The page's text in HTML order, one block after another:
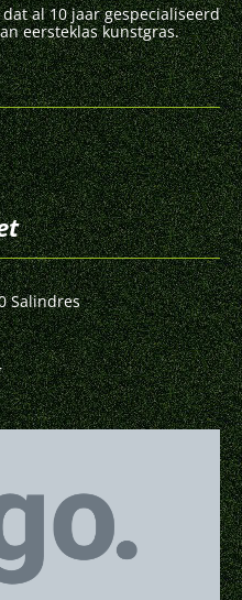
dat al 10 jaar gespecialiseerd
eersteklas kunstgras.
Salindres